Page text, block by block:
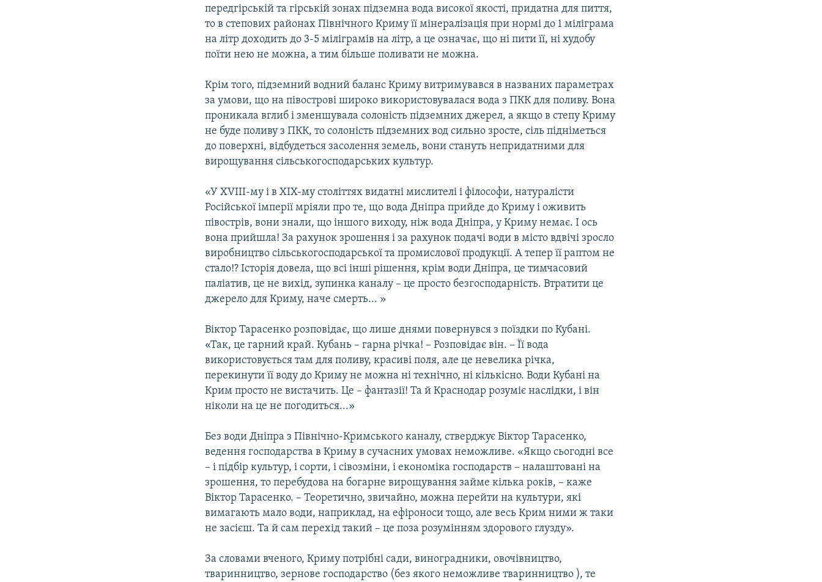
передгірській та гірській зонах підземна вода високої якості, придатна для пиття,
то в степових районах Північного Криму її мінералізація при нормі до 1 міліграма
на літр доходить до 3-5 міліграмів на літр, а це означає, що ні пити її, ні худобу
поїти нею не можна, а тим більше поливати не можна.
Крім того, підземний водний баланс Криму витримувався в названих параметрах
за умови, що на півострові широко використовувалася вода з ПКК для поливу. Вона
проникала вглиб і зменшувала солоність підземних джерел, а якщо в степу Криму
не буде поливу з ПКК, то солоність підземних вод сильно зросте, сіль підніметься
до поверхні, відбудеться засолення земель, вони стануть непридатними для
вирощування сільськогосподарських культур.
«У XVIII-му і в XIX-му століттях видатні мислителі і філософи, натуралісти
Російської імперії мріяли про те, що вода Дніпра прийде до Криму і оживить
півострів, вони знали, що іншого виходу, ніж вода Дніпра, у Криму немає. І ось
вона прийшла! За рахунок зрошення і за рахунок подачі води в місто вдвічі зросло
виробництво сільськогосподарської та промислової продукції. А тепер її раптом не
стало!? Історія довела, що всі інші рішення, крім води Дніпра, це тимчасовий
паліатив, це не вихід, зупинка каналу – це просто безгосподарність. Втратити це
джерело для Криму, наче смерть... »
Віктор Тарасенко розповідає, що лише днями повернувся з поїздки по Кубані.
«Так, це гарний край. Кубань – гарна річка! – Розповідає він. – Її вода
використовується там для поливу, красиві поля, але це невелика річка,
перекинути її воду до Криму не можна ні технічно, ні кількісно. Води Кубані на
Крим просто не вистачить. Це – фантазії! Та й Краснодар розуміє наслідки, і він
ніколи на це не погодиться...»
Без води Дніпра з Північно-Кримського каналу, стверджує Віктор Тарасенко,
ведення господарства в Криму в сучасних умовах неможливе. «Якщо сьогодні все
– і підбір культур, і сорти, і сівозміни, і економіка господарств – налаштовані на
зрошення, то перебудова на богарне вирощування займе кілька років, – каже
Віктор Тарасенко. – Теоретично, звичайно, можна перейти на культури, які
вимагають мало води, наприклад, на ефіроноси тощо, але весь Крим ними ж таки
не засієш. Та й сам перехід такий – це поза розумінням здорового глузду».
За словами вченого, Криму потрібні сади, виноградники, овочівництво,
тваринництво, зернове господарство (без якого неможливе тваринництво ), те